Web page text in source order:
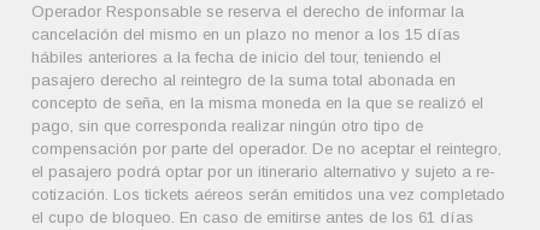
Operador Responsable se reserva el derecho de informar la
cancelación del mismo en un plazo no menor a los 15 días
hábiles anteriores a la fecha de inicio del tour, teniendo el
pasajero derecho al reintegro de la suma total abonada en
concepto de seña, en la misma moneda en la que se realizó el
pago, sin que corresponda realizar ningún otro tipo de
compensación por parte del operador. De no aceptar el reintegro,
el pasajero podrá optar por un itinerario alternativo y sujeto a re-
cotización. Los tickets aéreos serán emitidos una vez completado
el cupo de bloqueo. En caso de emitirse antes de los 61 días